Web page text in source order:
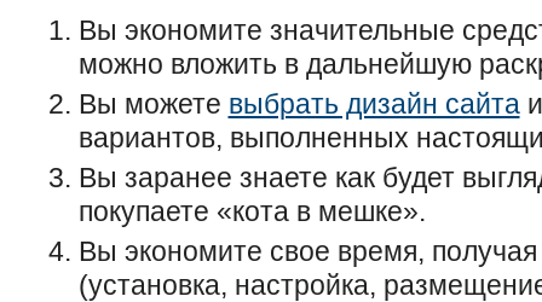
Вы экономите значительные
можно вложить в дальнейшую
Вы можете выбрать дизайн сайта
вариантов, выполненных
Вы заранее знаете как будет
покупаете «кота в мешке».
Вы экономите свое время, получая
(установка, настройка,